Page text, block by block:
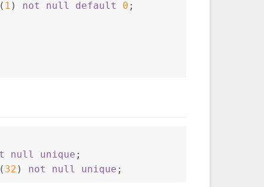
( 1 ) not null default 0 ;
null unique ;
( 32 ) not null unique ;